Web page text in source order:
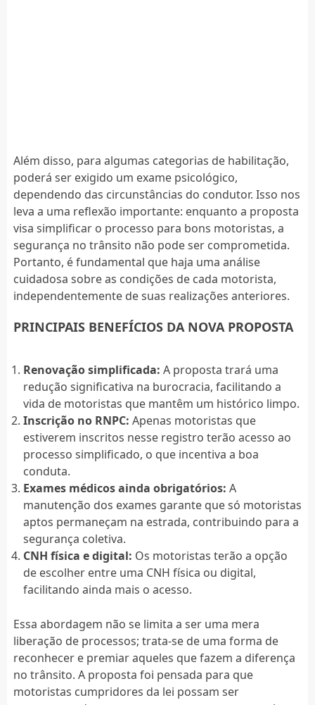
Além disso, para algumas categorias de habilitação,
poderá ser exigido um exame psicológico,
dependendo das circunstâncias do condutor. Isso nos
leva a uma reflexão importante: enquanto a proposta
visa simplificar o processo para bons motoristas, a
segurança no trânsito não pode ser comprometida.
Portanto, é fundamental que haja uma análise
cuidadosa sobre as condições de cada motorista,
independentemente de suas realizações anteriores.
PRINCIPAIS BENEFÍCIOS DA NOVA PROPOSTA
Renovação simplificada: A proposta trará uma
redução significativa na burocracia, facilitando a
vida de motoristas que mantêm um histórico limpo.
Inscrição no RNPC: Apenas motoristas que
estiverem inscritos nesse registro terão acesso ao
processo simplificado, o que incentiva a boa
conduta.
Exames médicos ainda obrigatórios: A
manutenção dos exames garante que só motoristas
aptos permaneçam na estrada, contribuindo para a
segurança coletiva.
CNH física e digital: Os motoristas terão a opção
de escolher entre uma CNH física ou digital,
facilitando ainda mais o acesso.
Essa abordagem não se limita a ser uma mera
liberação de processos; trata-se de uma forma de
reconhecer e premiar aqueles que fazem a diferença
no trânsito. A proposta foi pensada para que
motoristas cumpridores da lei possam ser